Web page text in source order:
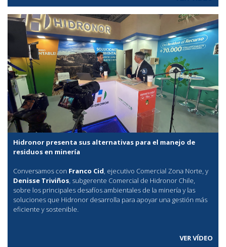
Hidronor presenta sus alternativas para el manejo de
residuos en minería
Conversamos con Franco Cid, ejecutivo Comercial Zona Norte, y
Denisse Triviños, subgerente Comercial de Hidronor Chile,
sobre los principales desafíos ambientales de la minería y las
soluciones que Hidronor desarrolla para apoyar una gestión más
eficiente y sostenible.
VER VÍDEO